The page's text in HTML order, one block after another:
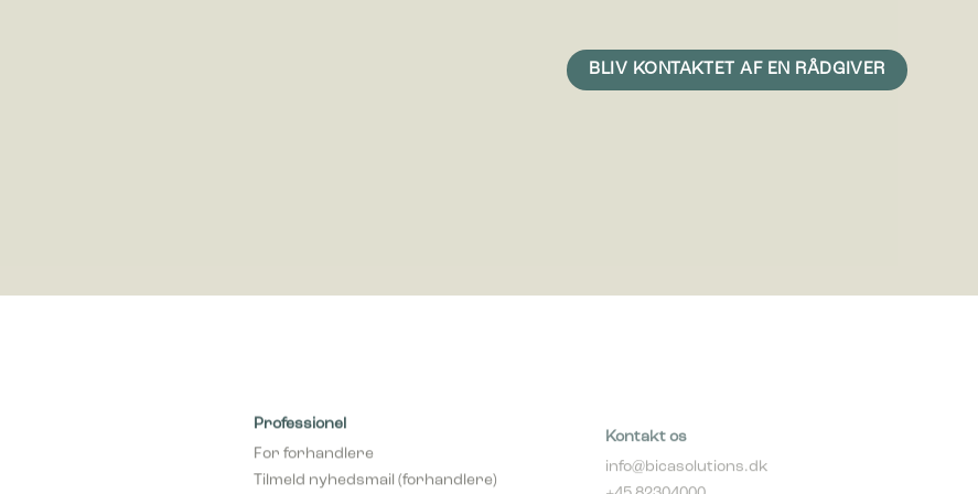
info@bicasolutions.dk
+45 82304000